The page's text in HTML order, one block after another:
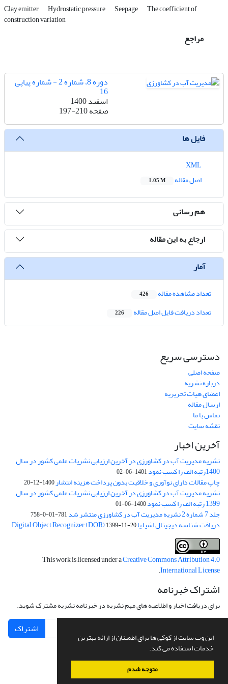
این وب سایت از کوکی ها برای اطمینان از ارائه بهترین
خدمات استفاده می کند.
متوجه شدم
Clay emitter Hydrostatic pressure Seepage The coefficient of
construction variation
مراجع
دوره 8، شماره 2 - شماره پیاپی
16
اسفند 1400
صفحه197-210
فایل ها
اصل مقاله
1.05 M
هم رسانی
ارجاع به این مقاله
آمار
تعداد مشاهده مقاله 426
تعداد دریافت فایل اصل مقاله 226
دسترسی سریع
صفحه اصلی
درباره نشریه
اعضای هیات تحریریه
ارسال مقاله
تماس با ما
نقشه سایت
آخرین اخبار
نشریه مدیریت آب در کشاورزی در آخرین ارزیابی نشریات علمی کشور در سال
1400رتبه الف را کسب نمود 1401-06-02
چاپ مقالات دارای نوآوری و خلاقیت بدون پرداخت هزینه انتشار1400-12-20
نشریه مدیریت آب در کشاورزی در آخرین ارزیابی نشریات علمی کشور در سال
1399 رتبه الف را کسب نمود 1400-06-01
جلد 7 شماره 2 نشریه مدیریت آب در کشاورزی منتشر شد 781-01-0-758
دریافت شناسه دیجیتال اشیا یا Digital Object Recognizer (DOR)1399-11-20
This work is licensed under aCreative Commons Attribution 4.0
International License
.
اشتراک خبرنامه
برای دریافت اخبار و اطلاعیه های مهم نشریه در خبرنامه نشریه مشترک شوید.
اشتراک
سامانه مدیریت نشریات علمی.طراحی و پیاده سازی ازسیناوب